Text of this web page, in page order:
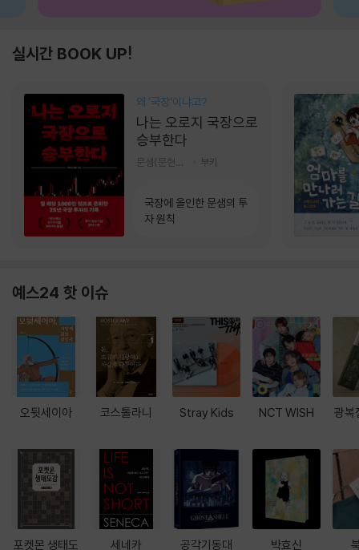
실시간 BOOK UP!
왜 ‘국장‘이냐고?
나는 오로지 국장으로
승부한다
부키
국장에 올인한 문샘의 투
자 원칙
예스24 핫 이슈
오뒷세이아
포켓몬 생태도
코스톨라니
세네카
Stray Kids
공각기동대
NCT WISH
박효신
광복